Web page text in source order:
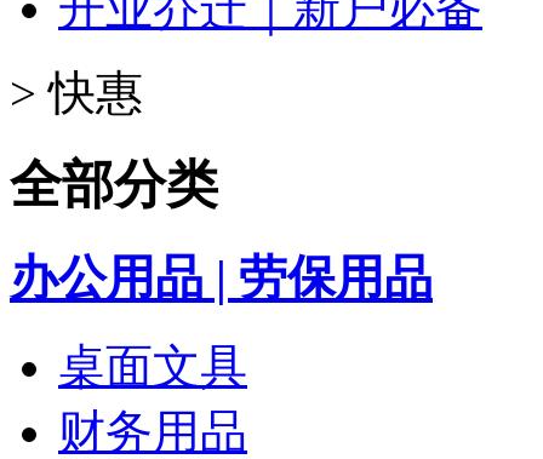
> 快惠
全部分类
办公用品 | 劳保用品
桌面文具
财务用品